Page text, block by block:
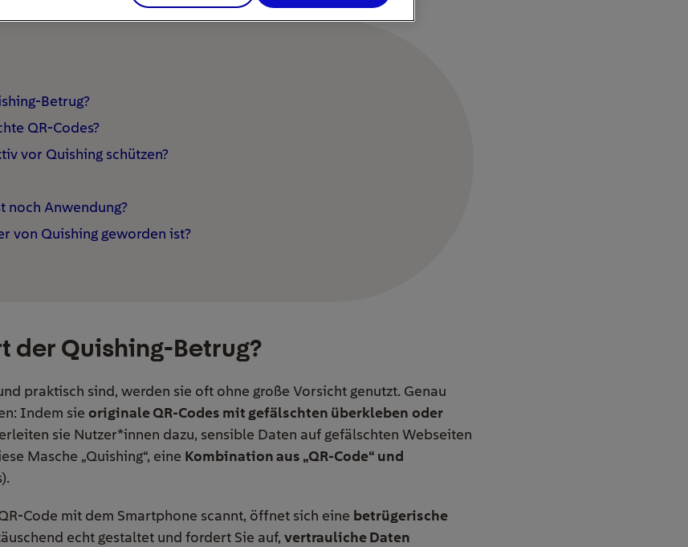
Betrug?
QR-Codes?
vor Quishing schützen?
noch Anwendung?
von Quishing geworden ist?
der Quishing-Betrug?
praktisch sind, werden sie oft ohne große Vorsicht genutzt. Genau
Indem sie originale QR-Codes mit gefälschten überkleben oder
sie Nutzer*innen dazu, sensible Daten auf gefälschten Webseiten
Masche „Quishing“, eine Kombination aus „QR-Code“ und
Code mit dem Smartphone scannt, öffnet sich eine betrügerische
echt gestaltet und fordert Sie auf, vertrauliche Daten